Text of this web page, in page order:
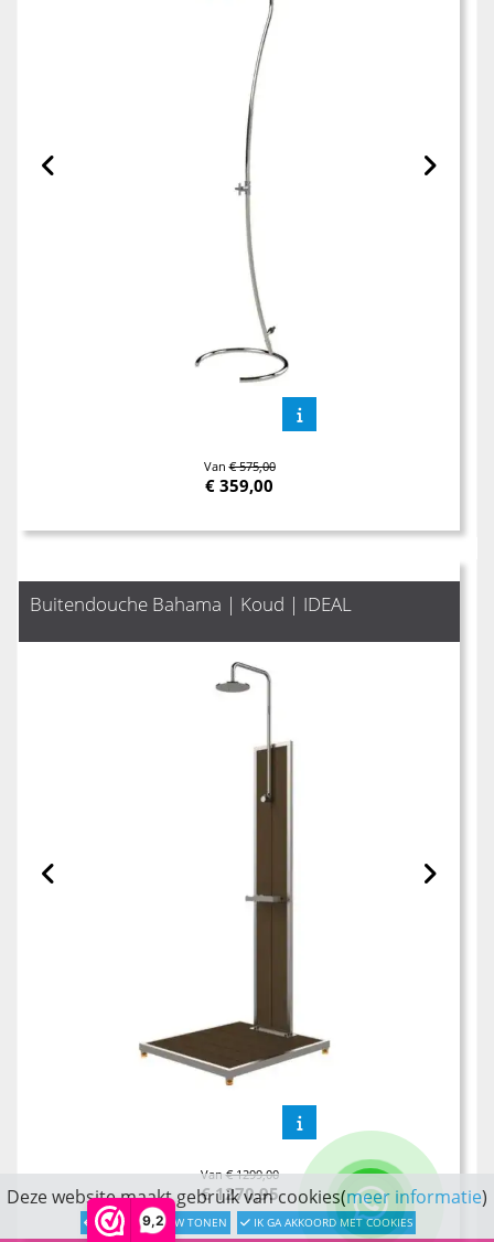
9,2
Van€ 575,00
€ 359,00
Buitendouche Bahama | Koud | IDEAL
Van€ 1299,00
€1270,95
Deze website maakt gebruik van cookies(meer informatie)
LATER OPNIEUW TONEN IK GA AKKOORD MET COOKIES